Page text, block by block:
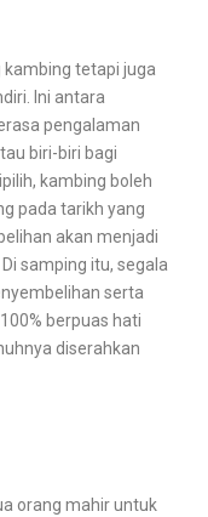
kambing tetapi juga
Ini antara
pengalaman
biri-biri bagi
kambing boleh
pada tarikh yang
akan menjadi
samping itu, segala
serta
berpuas hati
diserahkan
orang mahir untuk